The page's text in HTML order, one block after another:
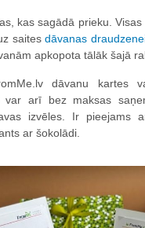
kas sagādā prieku.
saitesdāvanas
apkopota tālāk šajā
dāvanu kartes
var arī bez maksas
izvēles. Ir pieejams
ar šokolādi.